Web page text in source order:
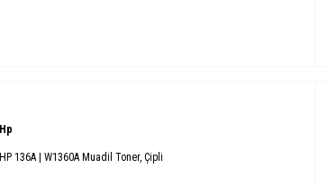
Hp
HP 136A | W1360A Muadil Toner, Çipli